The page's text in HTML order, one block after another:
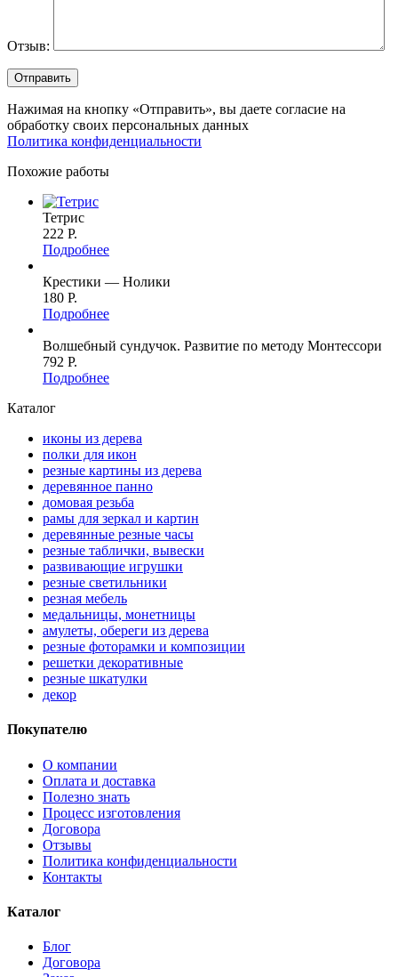
Отзыв:
Нажимая на кнопку «Отправить», вы даете согласие на
обработку своих персональных данных
Политика конфиденциальности
Похожие работы
Тетрис
222 P.
Подробнее
Крестики — Нолики
180 P.
Подробнее
Волшебный сундучок. Развитие по методу Монтессори
792 P.
Подробнее
Каталог
иконы из дерева
полки для икон
резные картины из дерева
деревянное панно
домовая резьба
рамы для зеркал и картин
деревянные резные часы
резные таблички, вывески
развивающие игрушки
резные светильники
резная мебель
медальницы, монетницы
амулеты, обереги из дерева
резные фоторамки и композиции
решетки декоративные
резные шкатулки
декор
Покупателю
О компании
Оплата и доставка
Полезно знать
Процесс изготовления
Договора
Отзывы
Политика конфиденциальности
Контакты
Каталог
Блог
Договора